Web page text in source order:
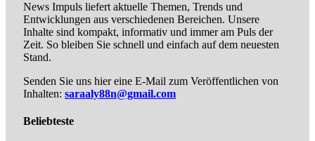
News Impuls liefert aktuelle Themen, Trends und
Entwicklungen aus verschiedenen Bereichen. Unsere
Inhalte sind kompakt, informativ und immer am Puls der
Zeit. So bleiben Sie schnell und einfach auf dem neuesten
Stand.
Senden Sie uns hier eine E-Mail zum Veröffentlichen von
Inhalten: saraaly88n@gmail.com
Beliebteste